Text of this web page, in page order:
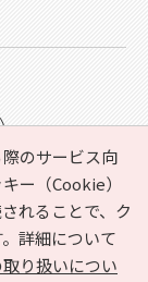
のサービス向
ー（Cookie）
れることで、ク
詳細について
り扱いについ
ヘルプ
運営会社